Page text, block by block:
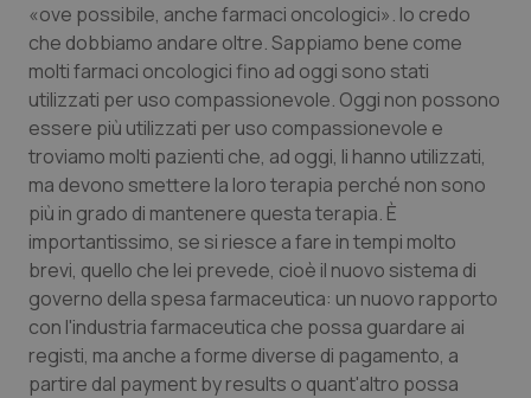
«ove possibile, anche farmaci oncologici». Io credo
che dobbiamo andare oltre. Sappiamo bene come
molti farmaci oncologici fino ad oggi sono stati
utilizzati per uso compassionevole. Oggi non possono
essere più utilizzati per uso compassionevole e
troviamo molti pazienti che, ad oggi, li hanno utilizzati,
ma devono smettere la loro terapia perché non sono
più in grado di mantenere questa terapia. È
importantissimo, se si riesce a fare in tempi molto
brevi, quello che lei prevede, cioè il nuovo sistema di
governo della spesa farmaceutica: un nuovo rapporto
con l'industria farmaceutica che possa guardare ai
registi, ma anche a forme diverse di pagamento, a
partire dal payment by results o quant'altro possa